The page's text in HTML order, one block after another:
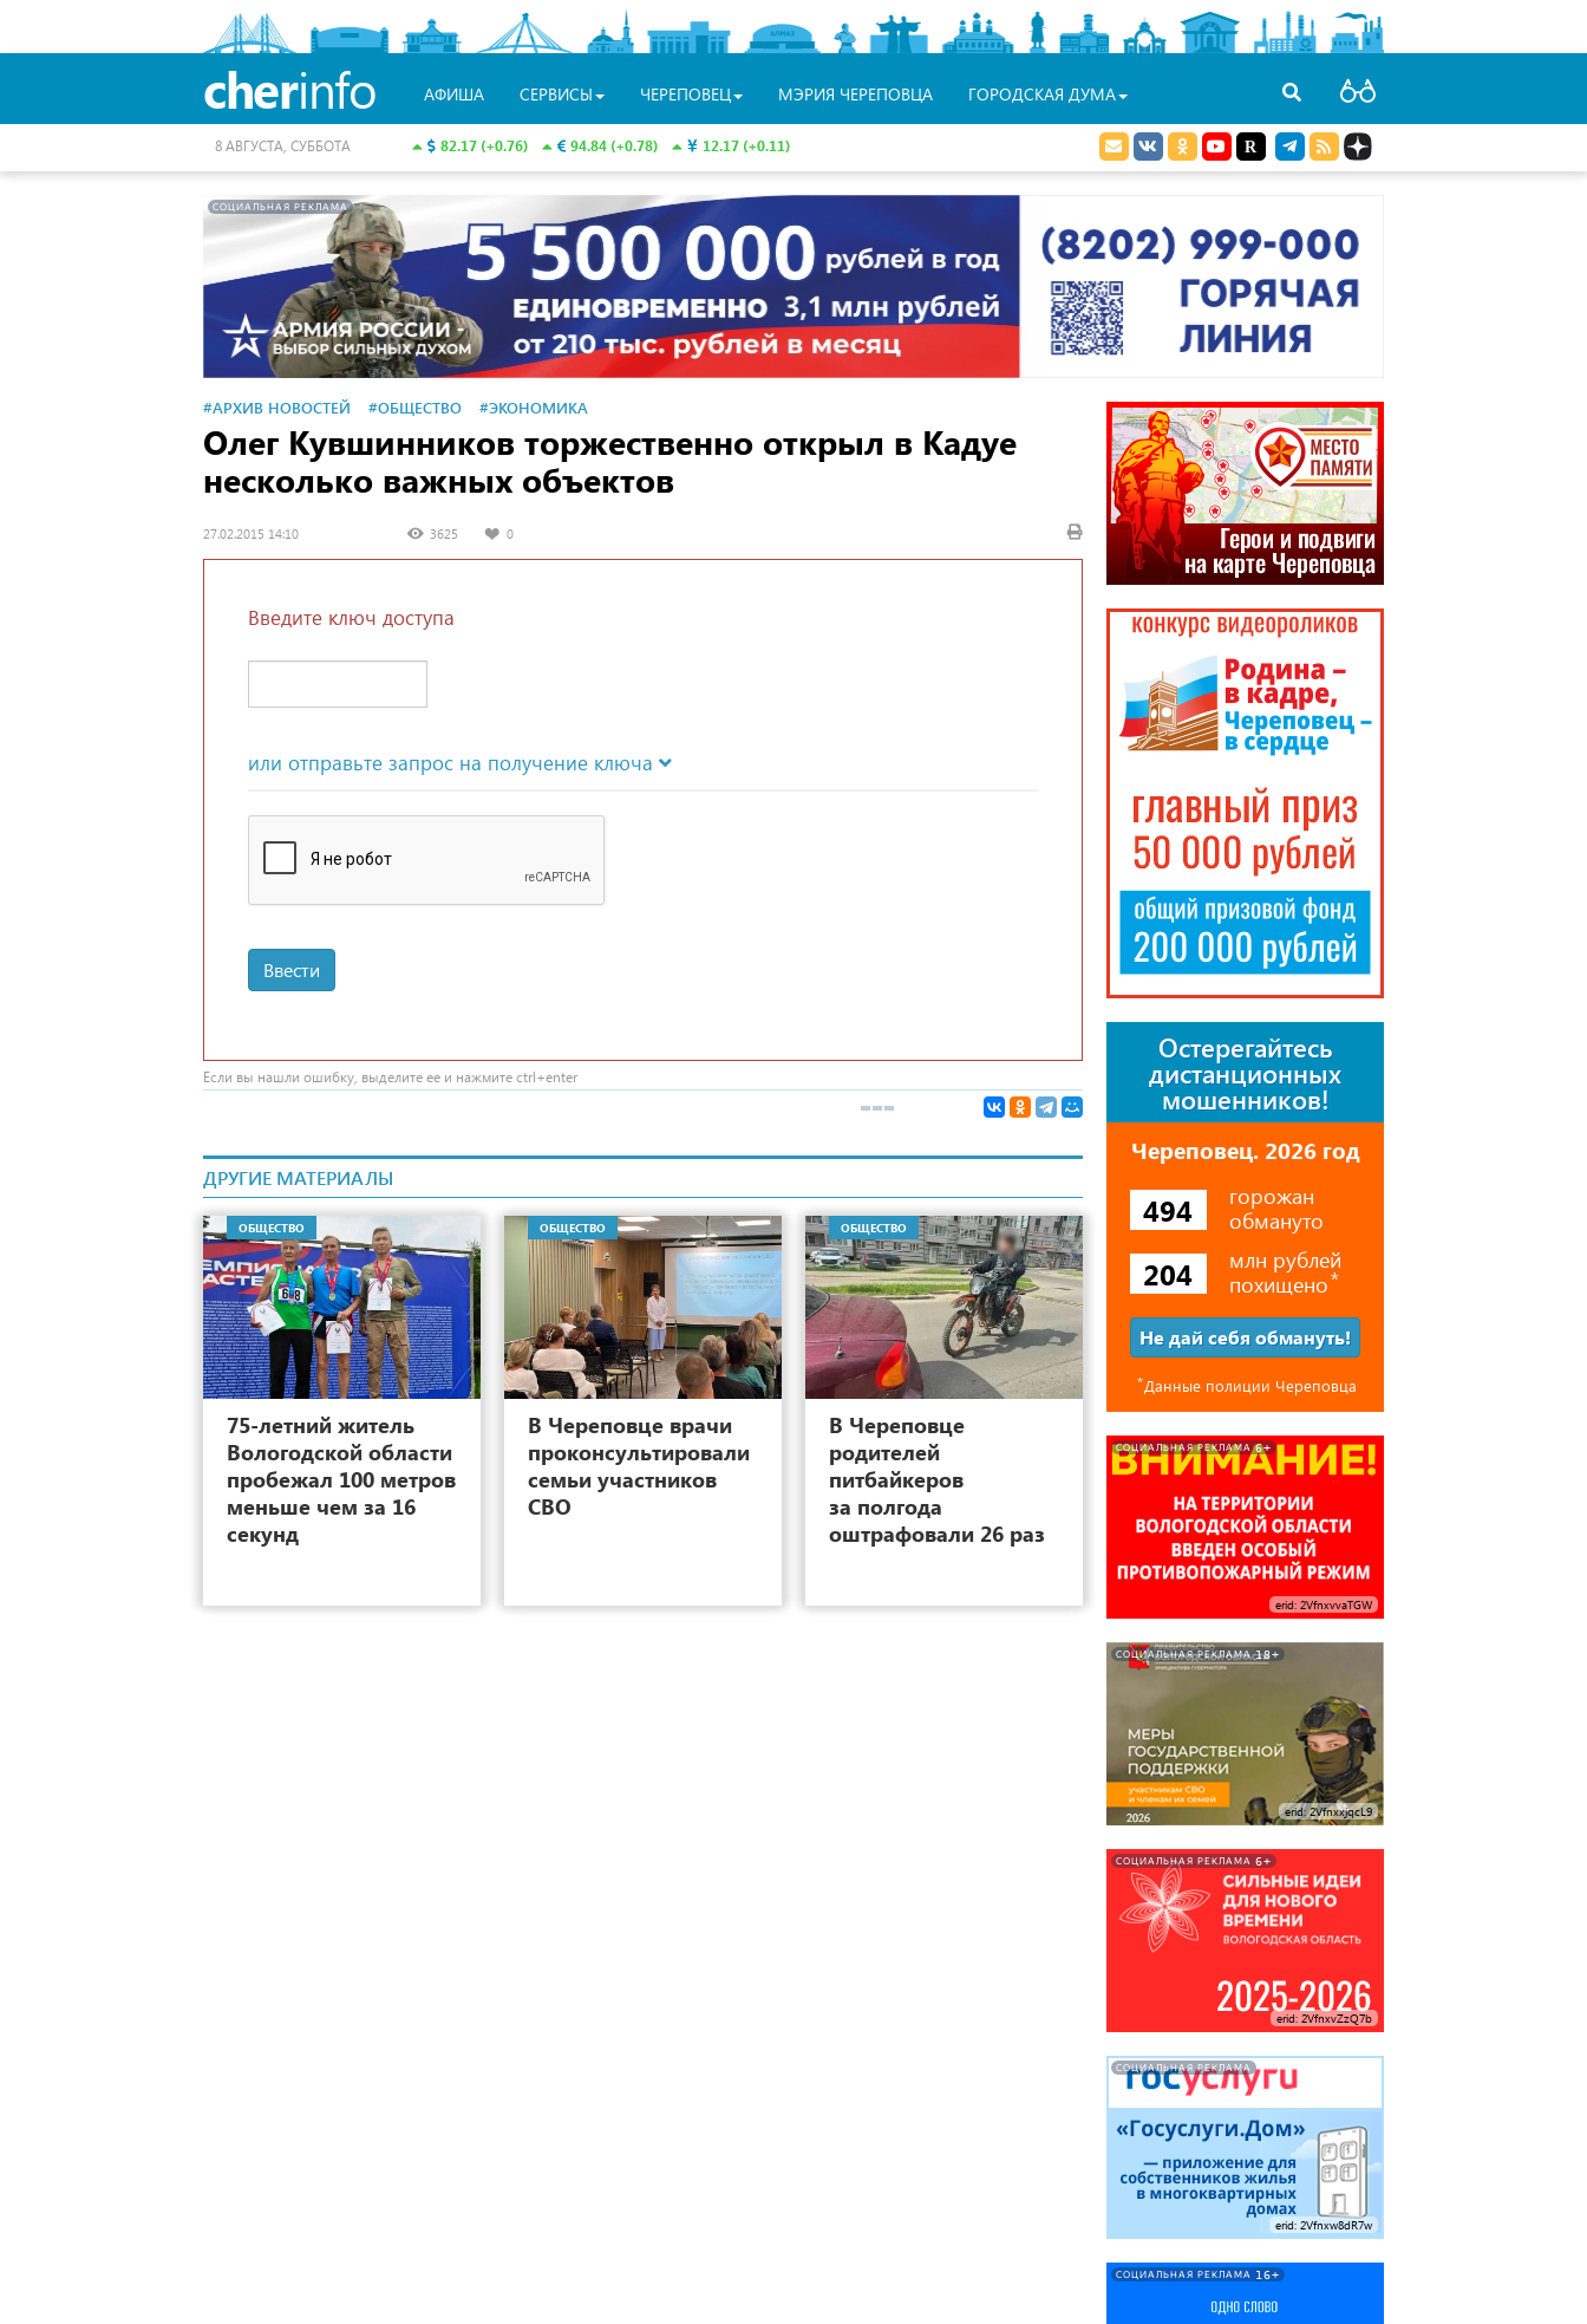
cherinfo АФИША СЕРВИСЫ ЧЕРЕПОВЕЦ МЭРИЯ ЧЕРЕПОВЦА ГОРОДСКАЯ ДУМА
82.17 (+0.76) 94.84 (+0.78) 12.17 (+0.11)
8 АВГУСТА, СУББОТА
СОЦИАЛЬНАЯ РЕКЛАМА
#АРХИВ НОВОСТЕЙ #ОБЩЕСТВО #ЭКОНОМИКА
Олег Кувшинников торжественно открыл в Кадуе
несколько важных объектов
27.02.2015 14:10 3625 0
Введите ключ доступа
или отправьте запрос на получение ключа
Ввести
Если вы нашли ошибку, выделите ее и нажмите ctrl+enter
ДРУГИЕ МАТЕРИАЛЫ
ОБЩЕСТВО
75-летний житель
Вологодской области
пробежал 100 метров
меньше чем за 16
секунд
ОБЩЕСТВО
9
В Череповце врачи
проконсультировали
семьи участников
СВО
ОБЩЕСТВО
19
В Череповце
родителей
питбайкеров
за полгода
оштрафовали 26 раз
Остерегайтесь
дистанционных
мошенников!
Череповец. 2026 год
494
горожан
обмануто
204
млн рублей
похищено⃰
Не дай себя обмануть!
⃰Данные полиции Череповца
СОЦИАЛЬНАЯ РЕКЛАМА 6+
erid: 2VfnxvvaTGW
СОЦИАЛЬНАЯ РЕКЛАМА 18+
erid: 2VfnxxjqcL9
СОЦИАЛЬНАЯ РЕКЛАМА 6+
erid: 2VfnxvZzQ7b
СОЦИАЛЬНАЯ РЕКЛАМА
erid: 2Vfnxw8dR7w
СОЦИАЛЬНАЯ РЕКЛАМА 16+